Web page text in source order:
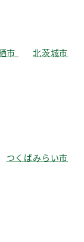
市
北茨城市
つくばみらい市